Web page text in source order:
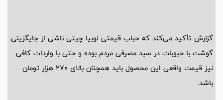
گزارش تأکید می‌کند که حباب قیمتی لوبیا چیتی ناشی از جایگزینی
گوشت با حبوبات در سبد مصرفی مردم بوده و حتی با واردات کافی
نیز قیمت واقعی این محصول باید همچنان بالای 270 هزار تومان
باشد.